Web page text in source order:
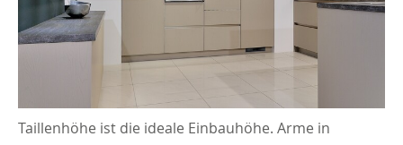
Taillenhöhe ist die ideale Einbauhöhe. Arme in